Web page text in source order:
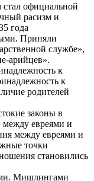
стал официальной
расизм и
года
Приняли
службе»,
арийцев».
к
к
родителей
законы в
между евреями и
между евреями и
точки
становились
Мишлингами